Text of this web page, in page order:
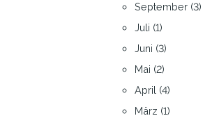
September (3)
Juli (1)
Juni (3)
Mai (2)
April (4)
März (1)